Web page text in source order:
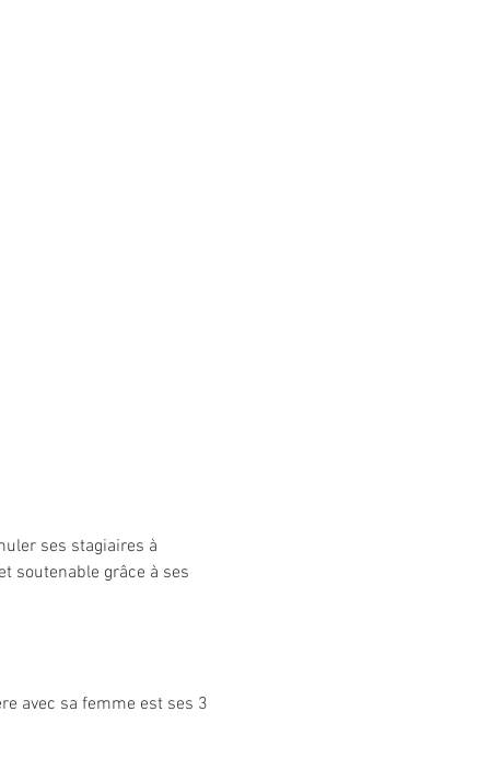
ses stagiaires à
soutenable grâce à ses
avec sa femme est ses 3